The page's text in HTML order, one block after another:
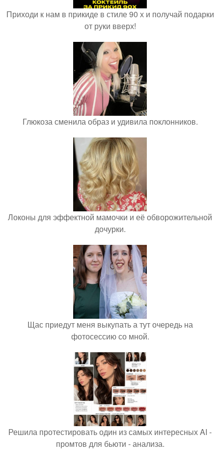
Приходи к нам в прикиде в стиле 90 х и получай подарки
от руки вверх!
Глюкоза сменила образ и удивила поклонников.
Локоны для эффектной мамочки и её обворожительной
дочурки.
Щас приедут меня выкупать а тут очередь на
фотосессию со мной.
Решила протестировать один из самых интересных AI -
промтов для бьюти - анализа.